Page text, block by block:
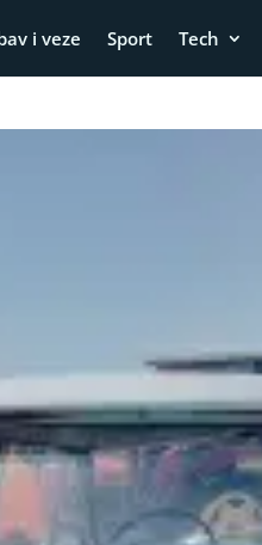
i veze Sport Tech